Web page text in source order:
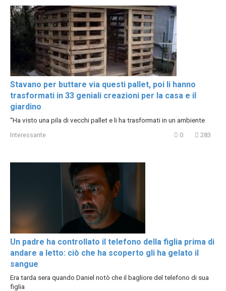
Stavano per buttare via questi pallet, poi li hanno
trasformati in 33 geniali creazioni per la casa e il
giardino
“Ha visto una pila di vecchi pallet e li ha trasformati in un ambiente
Interessante 0 283
Un padre ha controllato il telefono della figlia prima di
andare a letto: ciò che ha scoperto gli ha gelato il
sangue
Era tarda sera quando Daniel notò che il bagliore del telefono di sua
figlia